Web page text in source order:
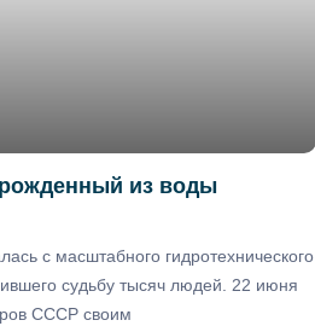
из воды
с масштабного гидротехнического
судьбу тысяч людей. 22 июня
СССР своим